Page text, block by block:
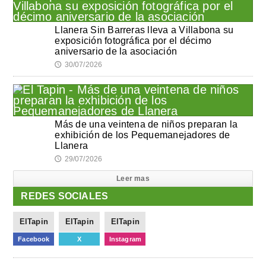
Llanera Sin Barreras lleva a Villabona su
exposición fotográfica por el décimo
aniversario de la asociación
🕔 30/07/2026
Más de una veintena de niños preparan la
exhibición de los Pequemanejadores de
Llanera
🕔 29/07/2026
Leer mas
REDES SOCIALES
ElTapin
Facebook
ElTapin
X
ElTapin
Instagram